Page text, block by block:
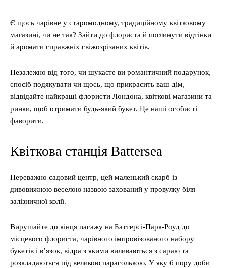
Є щось чарівне у старомодному, традиційному квітковому
магазині, чи не так? Зайти до флориста й поглинути відтінки
й аромати справжніх свіжозрізаних квітів.
Незалежно від того, чи шукаєте ви романтичний подарунок,
спосіб подякувати чи щось, що прикрасить ваш дім,
відвідайте найкращі флористи Лондона, квіткові магазини та
ринки, щоб отримати будь-який букет. Це наші особисті
фаворити.
Квіткова станція Battersea
Переважно садовий центр, цей маленький скарб із
дивовижною веселою назвою захований у провулку біля
залізничної колії.
Вирушайте до кінця пасажу на Баттерсі-Парк-Роуд до
місцевого флориста, чарівного імпровізованого набору
букетів і в’язок, відра з якими виливаються з сараю та
розкладаються під великою парасолькою. У яку б пору доби